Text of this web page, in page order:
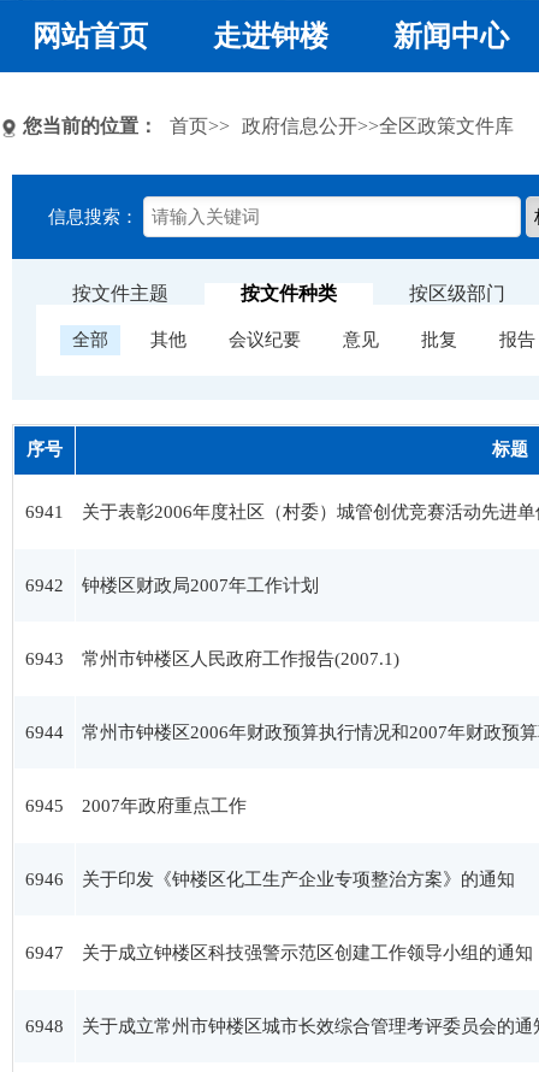
网站首页 走进钟楼 新闻中心
您当前的位置： 首页>> 政府信息公开>>全区政策文件库
信息搜索：
按文件主题 按文件种类 按区级部门
全部 其他 会议纪要 意见 批复 报告
序号 标题
6941 关于表彰2006年度社区（村委）城管创优竞赛活动先进
6942 钟楼区财政局2007年工作计划
6943 常州市钟楼区人民政府工作报告(2007.1)
6944 常州市钟楼区2006年财政预算执行情况和2007年财政预
6945 2007年政府重点工作
6946 关于印发《钟楼区化工生产企业专项整治方案》的通知
6947 关于成立钟楼区科技强警示范区创建工作领导小组的通知
6948 关于成立常州市钟楼区城市长效综合管理考评委员会的通